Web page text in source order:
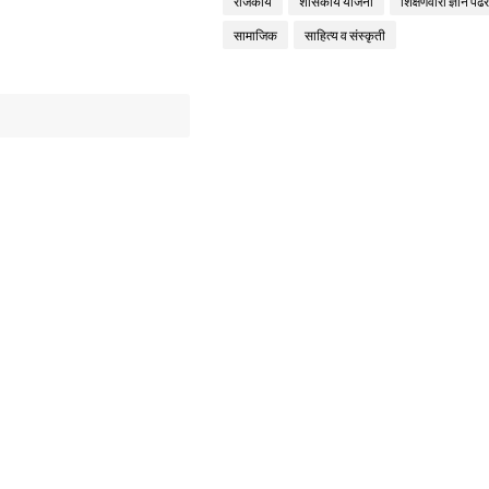
सामाजिक साहित्य व संस्कृती